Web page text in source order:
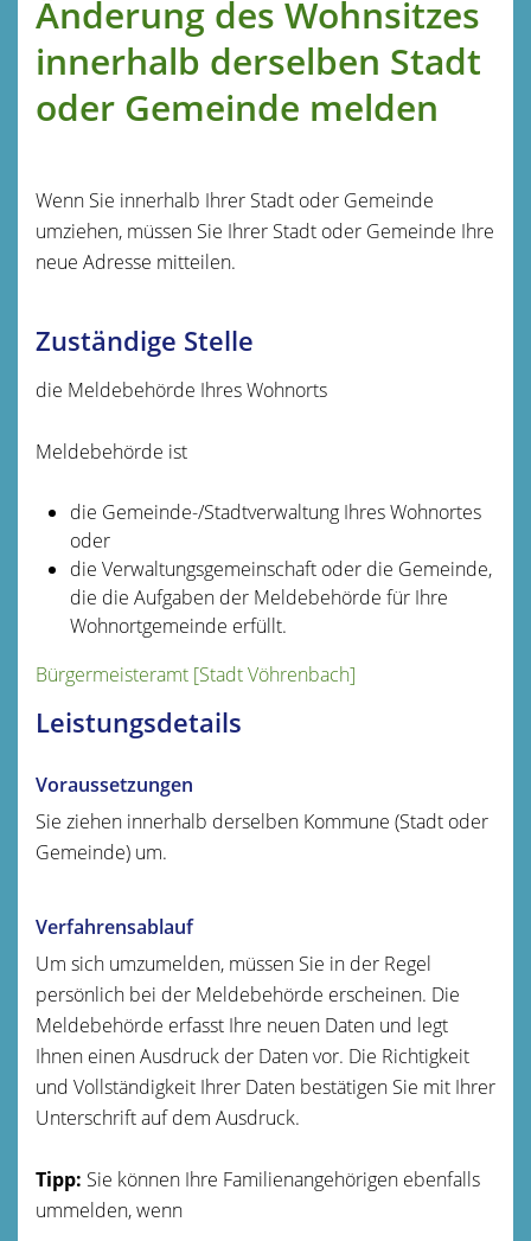
Änderung des Wohnsitzes
innerhalb derselben Stadt
oder Gemeinde melden
Wenn Sie innerhalb Ihrer Stadt oder Gemeinde
umziehen, müssen Sie Ihrer Stadt oder Gemeinde Ihre
neue Adresse mitteilen.
Zuständige Stelle
die Meldebehörde Ihres Wohnorts
Meldebehörde ist
die Gemeinde-/Stadtverwaltung Ihres Wohnortes
oder
die Verwaltungsgemeinschaft oder die Gemeinde,
die die Aufgaben der Meldebehörde für Ihre
Wohnortgemeinde erfüllt.
Bürgermeisteramt [Stadt Vöhrenbach]
Leistungsdetails
Voraussetzungen
Sie ziehen innerhalb derselben Kommune (Stadt oder
Gemeinde) um.
Verfahrensablauf
Um sich umzumelden, müssen Sie in der Regel
persönlich bei der Meldebehörde erscheinen. Die
Meldebehörde erfasst Ihre neuen Daten und legt
Ihnen einen Ausdruck der Daten vor. Die Richtigkeit
und Vollständigkeit Ihrer Daten bestätigen Sie mit Ihrer
Unterschrift auf dem Ausdruck.
Tipp: Sie können Ihre Familienangehörigen ebenfalls
ummelden, wenn